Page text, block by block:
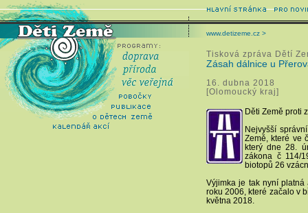
www.detizeme.cz >
Tisková zpráva Dětí
Zásah dálnice u
16. dubna 2018
[Olomoucký kraj]
Děti Země proti
Nejvyšší
Země, které ve
který dne 28.
zákona č 114/
biotopů 26
Výjimka je tak nyní
roku 2006, které začalo v
května 2018.